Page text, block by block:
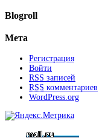
Blogroll
Мета
Регистрация
Войти
RSS записей
RSS комментариев
WordPress.org